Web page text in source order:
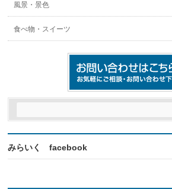
風景・景色
食べ物・スイーツ
みらいく facebook